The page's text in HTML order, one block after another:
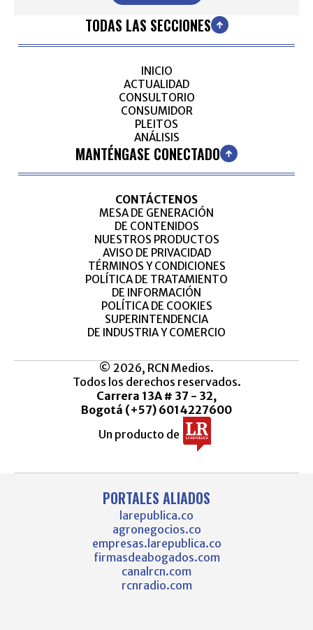
TODAS LAS SECCIONES
INICIO
ACTUALIDAD
CONSULTORIO
CONSUMIDOR
PLEITOS
ANÁLISIS
MANTÉNGASE CONECTADO
CONTÁCTENOS
MESA DE GENERACIÓN
DE CONTENIDOS
NUESTROS PRODUCTOS
AVISO DE PRIVACIDAD
TÉRMINOS Y CONDICIONES
POLÍTICA DE TRATAMIENTO
DE INFORMACIÓN
POLÍTICA DE COOKIES
SUPERINTENDENCIA
DE INDUSTRIA Y COMERCIO
© 2026, RCN Medios.
Todos los derechos reservados.
Carrera 13A # 37 - 32,
Bogotá (+57) 6014227600
Un producto de
PORTALES ALIADOS
larepublica.co
agronegocios.co
empresas.larepublica.co
firmasdeabogados.com
canalrcn.com
rcnradio.com